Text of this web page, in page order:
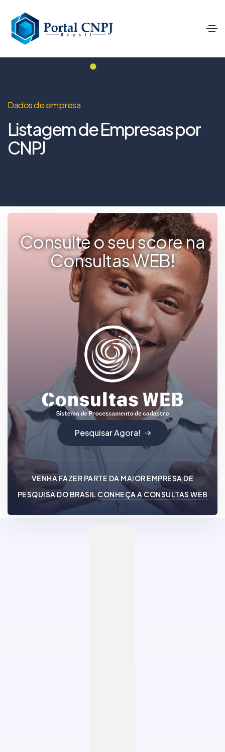
Dados de empresa
Listagem de Empresas por
CNPJ
Consulte o seu score na
Consultas WEB!
Pesquisar Agora!
VENHA FAZER PARTE DA MAIOR EMPRESA DE
PESQUISA DO BRASIL CONHEÇA A CONSULTAS WEB